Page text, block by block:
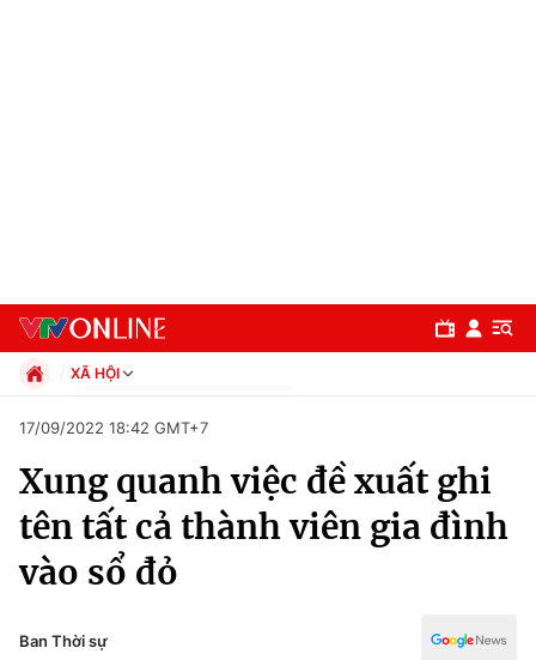
Chuyên mục
Chính trị
XÃ HỘI
Xã hội
Pháp luật
Kinh tế
Thể thao
Truyền hình
17/09/2022 18:42 GMT+7
Xung quanh việc đề xuất ghi
tên tất cả thành viên gia đình
vào sổ đỏ
Ban Thời sự